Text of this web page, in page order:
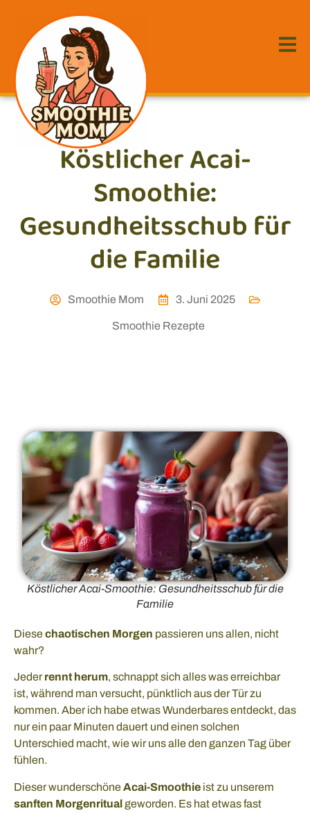
Köstlicher Acai-
Smoothie:
Gesundheitsschub für
die Familie
Smoothie Mom 3. Juni 2025
Smoothie Rezepte
Köstlicher Acai-Smoothie: Gesundheitsschub für die
Familie
Diesechaotischen Morgen passieren uns allen, nicht
wahr?
Jederrennt herum, schnappt sich alles was erreichbar
ist, während man versucht, pünktlich aus der Tür zu
kommen. Aber ich habe etwas Wunderbares entdeckt, das
nur ein paar Minuten dauert und einen solchen
Unterschied macht, wie wir uns alle den ganzen Tag über
fühlen.
Dieser wunderschöneAcai-Smoothie ist zu unserem
sanften Morgenritualgeworden. Es hat etwas fast